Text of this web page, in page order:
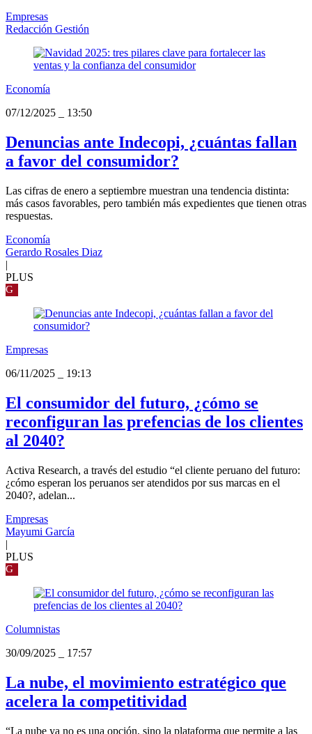
Empresas
Redacción Gestión
Economía
07/12/2025
13:50
Denuncias ante Indecopi, ¿cuántas fallan
a favor del consumidor?
Las cifras de enero a septiembre muestran una tendencia distinta:
más casos favorables, pero también más expedientes que tienen otras
respuestas.
Economía
Gerardo Rosales Diaz
|
PLUS
G
Empresas
06/11/2025
19:13
El consumidor del futuro, ¿cómo se
reconfiguran las prefencias de los clientes
al 2040?
Activa Research, a través del estudio “el cliente peruano del futuro:
¿cómo esperan los peruanos ser atendidos por sus marcas en el
2040?, adelan...
Empresas
Mayumi García
|
PLUS
G
Columnistas
30/09/2025
17:57
La nube, el movimiento estratégico que
acelera la competitividad
“La nube ya no es una opción, sino la plataforma que permite a las